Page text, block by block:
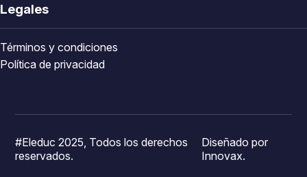
Legales
Términos y condiciones
Política de privacidad
#Eleduc 2025, Todos los derechos
reservados.
Diseñado por
Innovax.